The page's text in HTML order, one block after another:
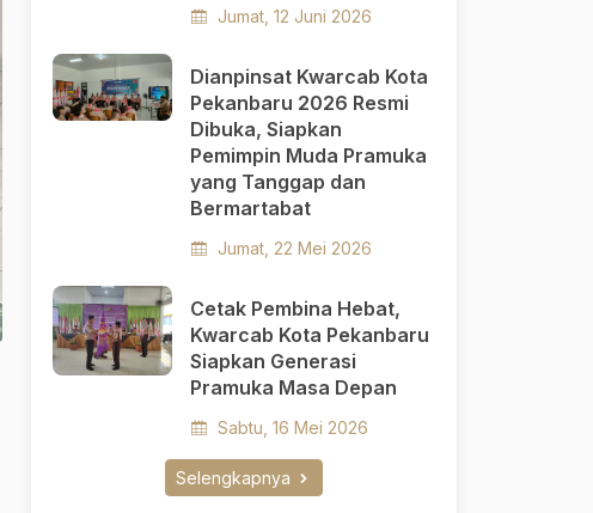
Jumat, 12 Juni 2026
Dianpinsat Kwarcab Kota
Pekanbaru 2026 Resmi
Dibuka, Siapkan
Pemimpin Muda Pramuka
yang Tanggap dan
Bermartabat
Jumat, 22 Mei 2026
Cetak Pembina Hebat,
Kwarcab Kota Pekanbaru
Siapkan Generasi
Pramuka Masa Depan
Sabtu, 16 Mei 2026
Selengkapnya